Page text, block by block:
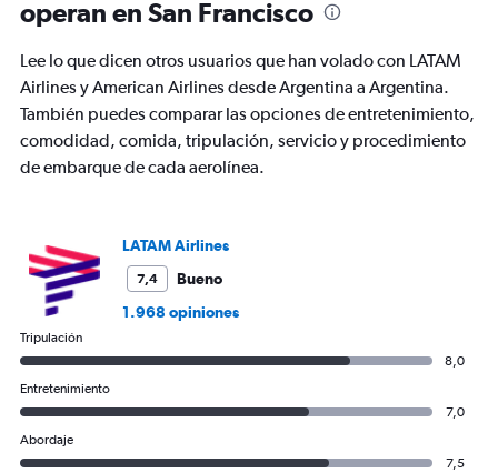
categories.
The
chart
1
Y
axis
displaying
2400.
operan en San Francisco
Lee lo que dicen otros usuarios que han volado con LATAM
Airlines y American Airlines desde Argentina a Argentina.
También puedes comparar las opciones de entretenimiento,
comodidad, comida, tripulación, servicio y procedimiento
de embarque de cada aerolínea.
LATAM Airlines
7,4
Bueno
1.968 opiniones
Tripulación
8,0
Entretenimiento
7,0
Abordaje
7,5